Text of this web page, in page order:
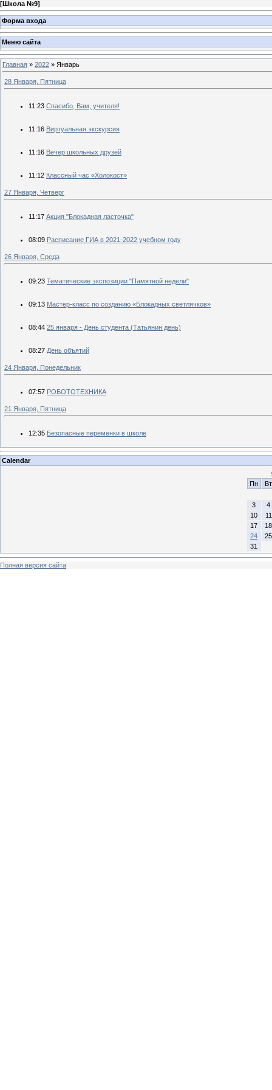
[Школа №9]
Форма входа
Меню сайта
Главная » 2022 » Январь
28 Января, Пятница
11:23 Спасибо, Вам, учителя!
11:16 Виртуальная экскурсия
11:16 Вечер школьных друзей
11:12 Классный час «Холокост»
27 Января, Четверг
11:17 Акция "Блокадная ласточка"
08:09 Расписание ГИА в 2021-2022 учебном году
26 Января, Среда
09:23 Тематические экспозиции "Памятной недели"
09:13 Мастер-класс по созданию «Блокадных светлячков»
08:44 25 января - День студента (Татьянин день)
08:27 День объятий
24 Января, Понедельник
07:57 РОБОТОТЕХНИКА
21 Января, Пятница
12:35 Безопасные переменки в школе
Calendar
Пн
Вт
3
4
10
11
17
18
24
25
31
Полная версия сайта